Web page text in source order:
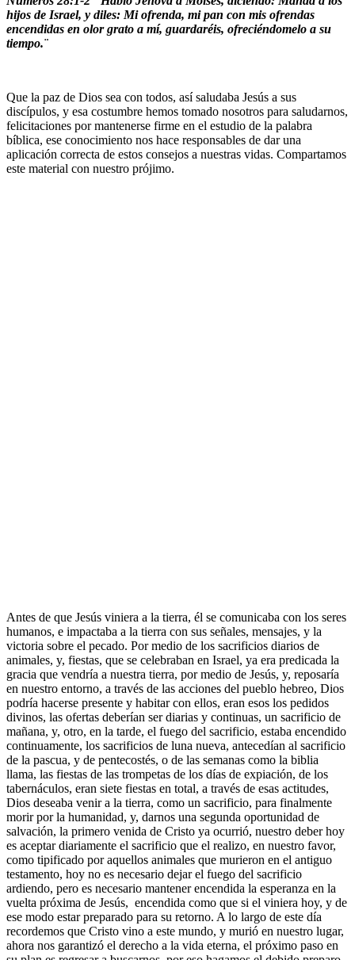
hijos de Israel, y diles: Mi ofrenda, mi pan con mis ofrendas
encendidas en olor grato a mí, guardaréis, ofreciéndomelo a su
tiempo.¨
Que la paz de Dios sea con todos, así saludaba Jesús a sus
discípulos, y esa costumbre hemos tomado nosotros para saludarnos,
felicitaciones por mantenerse firme en el estudio de la palabra
bíblica, ese conocimiento nos hace responsables de dar una
aplicación correcta de estos consejos a nuestras vidas. Compartamos
este material con nuestro prójimo.
Antes de que Jesús viniera a la tierra, él se comunicaba con los seres
humanos, e impactaba a la tierra con sus señales, mensajes, y la
victoria sobre el pecado. Por medio de los sacrificios diarios de
animales, y, fiestas, que se celebraban en Israel, ya era predicada la
gracia que vendría a nuestra tierra, por medio de Jesús, y, reposaría
en nuestro entorno, a través de las acciones del pueblo hebreo, Dios
podría hacerse presente y habitar con ellos, eran esos los pedidos
divinos, las ofertas deberían ser diarias y continuas, un sacrificio de
mañana, y, otro, en la tarde, el fuego del sacrificio, estaba encendido
continuamente, los sacrificios de luna nueva, antecedían al sacrificio
de la pascua, y de pentecostés, o de las semanas como la biblia
llama, las fiestas de las trompetas de los días de expiación, de los
tabernáculos, eran siete fiestas en total, a través de esas actitudes,
Dios deseaba venir a la tierra, como un sacrificio, para finalmente
morir por la humanidad, y, darnos una segunda oportunidad de
salvación, la primero venida de Cristo ya ocurrió, nuestro deber hoy
es aceptar diariamente el sacrificio que el realizo, en nuestro favor,
como tipificado por aquellos animales que murieron en el antiguo
testamento, hoy no es necesario dejar el fuego del sacrificio
ardiendo, pero es necesario mantener encendida la esperanza en la
vuelta próxima de Jesús, encendida como que si el viniera hoy, y de
ese modo estar preparado para su retorno. A lo largo de este día
recordemos que Cristo vino a este mundo, y murió en nuestro lugar,
ahora nos garantizó el derecho a la vida eterna, el próximo paso en